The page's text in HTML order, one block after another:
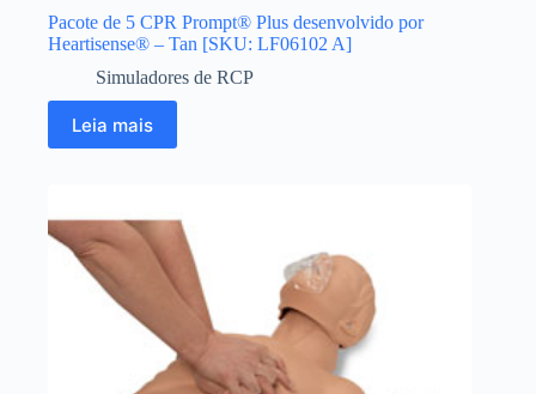
Pacote de 5 CPR Prompt® Plus desenvolvido por
Heartisense® – Tan [SKU: LF06102 A]
Simuladores de RCP
Leia mais